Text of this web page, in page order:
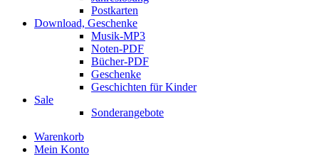
Postkarten
Download, Geschenke
Musik-MP3
Noten-PDF
Bücher-PDF
Geschenke
Geschichten für Kinder
Sale
Sonderangebote
Warenkorb
Mein Konto